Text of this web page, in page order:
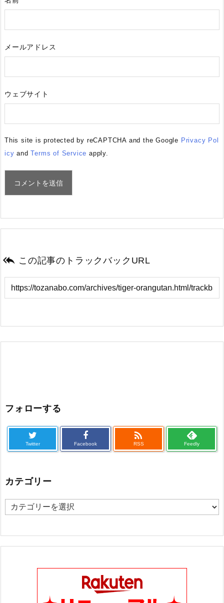
メールアドレス
ウェブサイト
This site is protected by reCAPTCHA and the Google Privacy Pol
icy andTerms of Service apply.
 この記事のトラックバックURL
フォローする
Twitter Facebook

RSS Feedly
カテゴリー
カ
ゴ